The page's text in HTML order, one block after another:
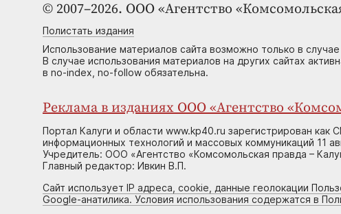
© 2007–2026. ООО «Агентство
Полистать издания
Использование материалов сайта возможно только в
В случае использования материалов на других сайтах
в no-index, no-follow обязательна.
Реклама в изданиях ООО «Агентство
Портал Калуги и области www.kp40.ru зарегистрирован
информационных технологий и массовых коммуникаций 11
Учредитель: ООО «Агентство «Комсомольская правда –
Главный редактор: Ивкин В.П.
Сайт использует IP адреса, cookie, данные геолокации
Google-анатилика. Условия использования содержатся в